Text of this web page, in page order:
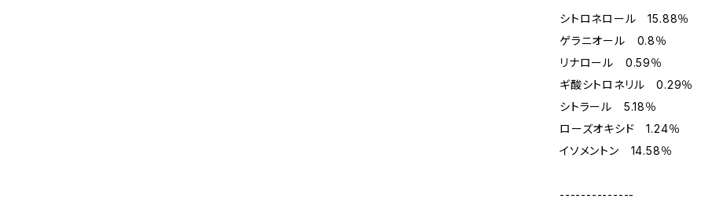
シトロネロール 15.88％
ゲラニオール 0.8％
リナロール 0.59％
ギ酸シトロネリル 0.29％
シトラール 5.18％
ローズオキシド 1.24％
イソメントン 14.58％
--------------